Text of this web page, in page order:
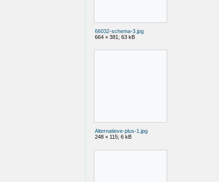
66032-schema-3.jpg
664 × 381; 63 kB
Alternatieve-plus-1.jpg
248 × 115; 6 kB